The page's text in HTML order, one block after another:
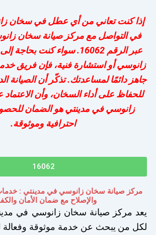
إذا كنت تعاني من أي عطل في سخان
في التواصل مع مركز صيانة سخان
عبر الرقم 16062. سواء كنت
زانوسي أو استشارة فنية، فإن فريق
جاهز دائمًا لمساعدتك. تذكّر أن الصيانة
للحفاظ على أداء السخان، وأن
زانوسي في مدينتي هو الضمان
احترافية وموثوقة.
16062
مركز صيانة سخان زانوسي في مدينتي : خدمات
والإصلاح مع ضمان الأمان
يعد مركز صيانة سخان زانوسي في
لكل من يبحث عن خدمة موثوقة وفعالة